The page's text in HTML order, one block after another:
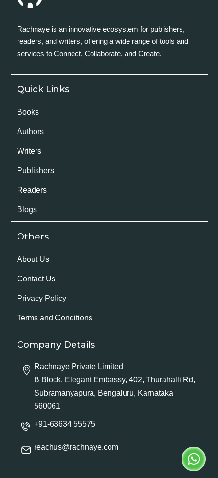
Rachnaye is an innovative ecosystem for publishers,
readers, and writers, offering a wide range of tools and
services to Connect, Collaborate, and Create.
Quick Links
Books
Authors
Writers
Publishers
Readers
Blogs
Others
About Us
Contact Us
Privacy Policy
Terms and Conditions
Company Details
Rachnaye Private Limited
B Block, Elegant Embassy, 402, Thurahalli Rd,
Subramanyapura, Bengaluru, Karnataka
560061
+91-63634 55575
reachus@rachnaye.com